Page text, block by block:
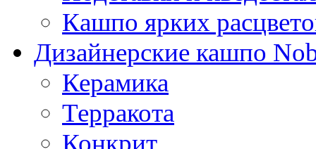
Кашпо ярких
Дизайнерские кашпо
Керамика
Терракота
Конкрит